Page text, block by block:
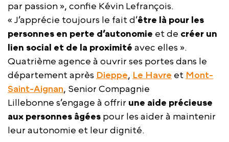
par passion », confie Kévin Lefrançois.
« J’apprécie toujours le fait d’être là pour les
personnes en perte d’autonomie et de créer un
lien social et de la proximité avec elles ».
Quatrième agence à ouvrir ses portes dans le
département après Dieppe, Le Havre et Mont-
Saint-Aignan, Senior Compagnie
Lillebonne s’engage à offrir une aide précieuse
aux personnes âgées pour les aider à maintenir
leur autonomie et leur dignité.